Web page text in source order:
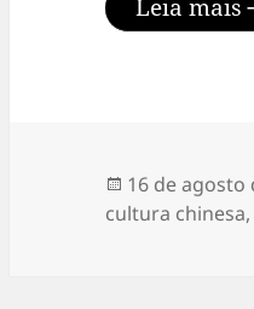
Leia mais
Publicado
em
16 de agosto
cultura chinesa,